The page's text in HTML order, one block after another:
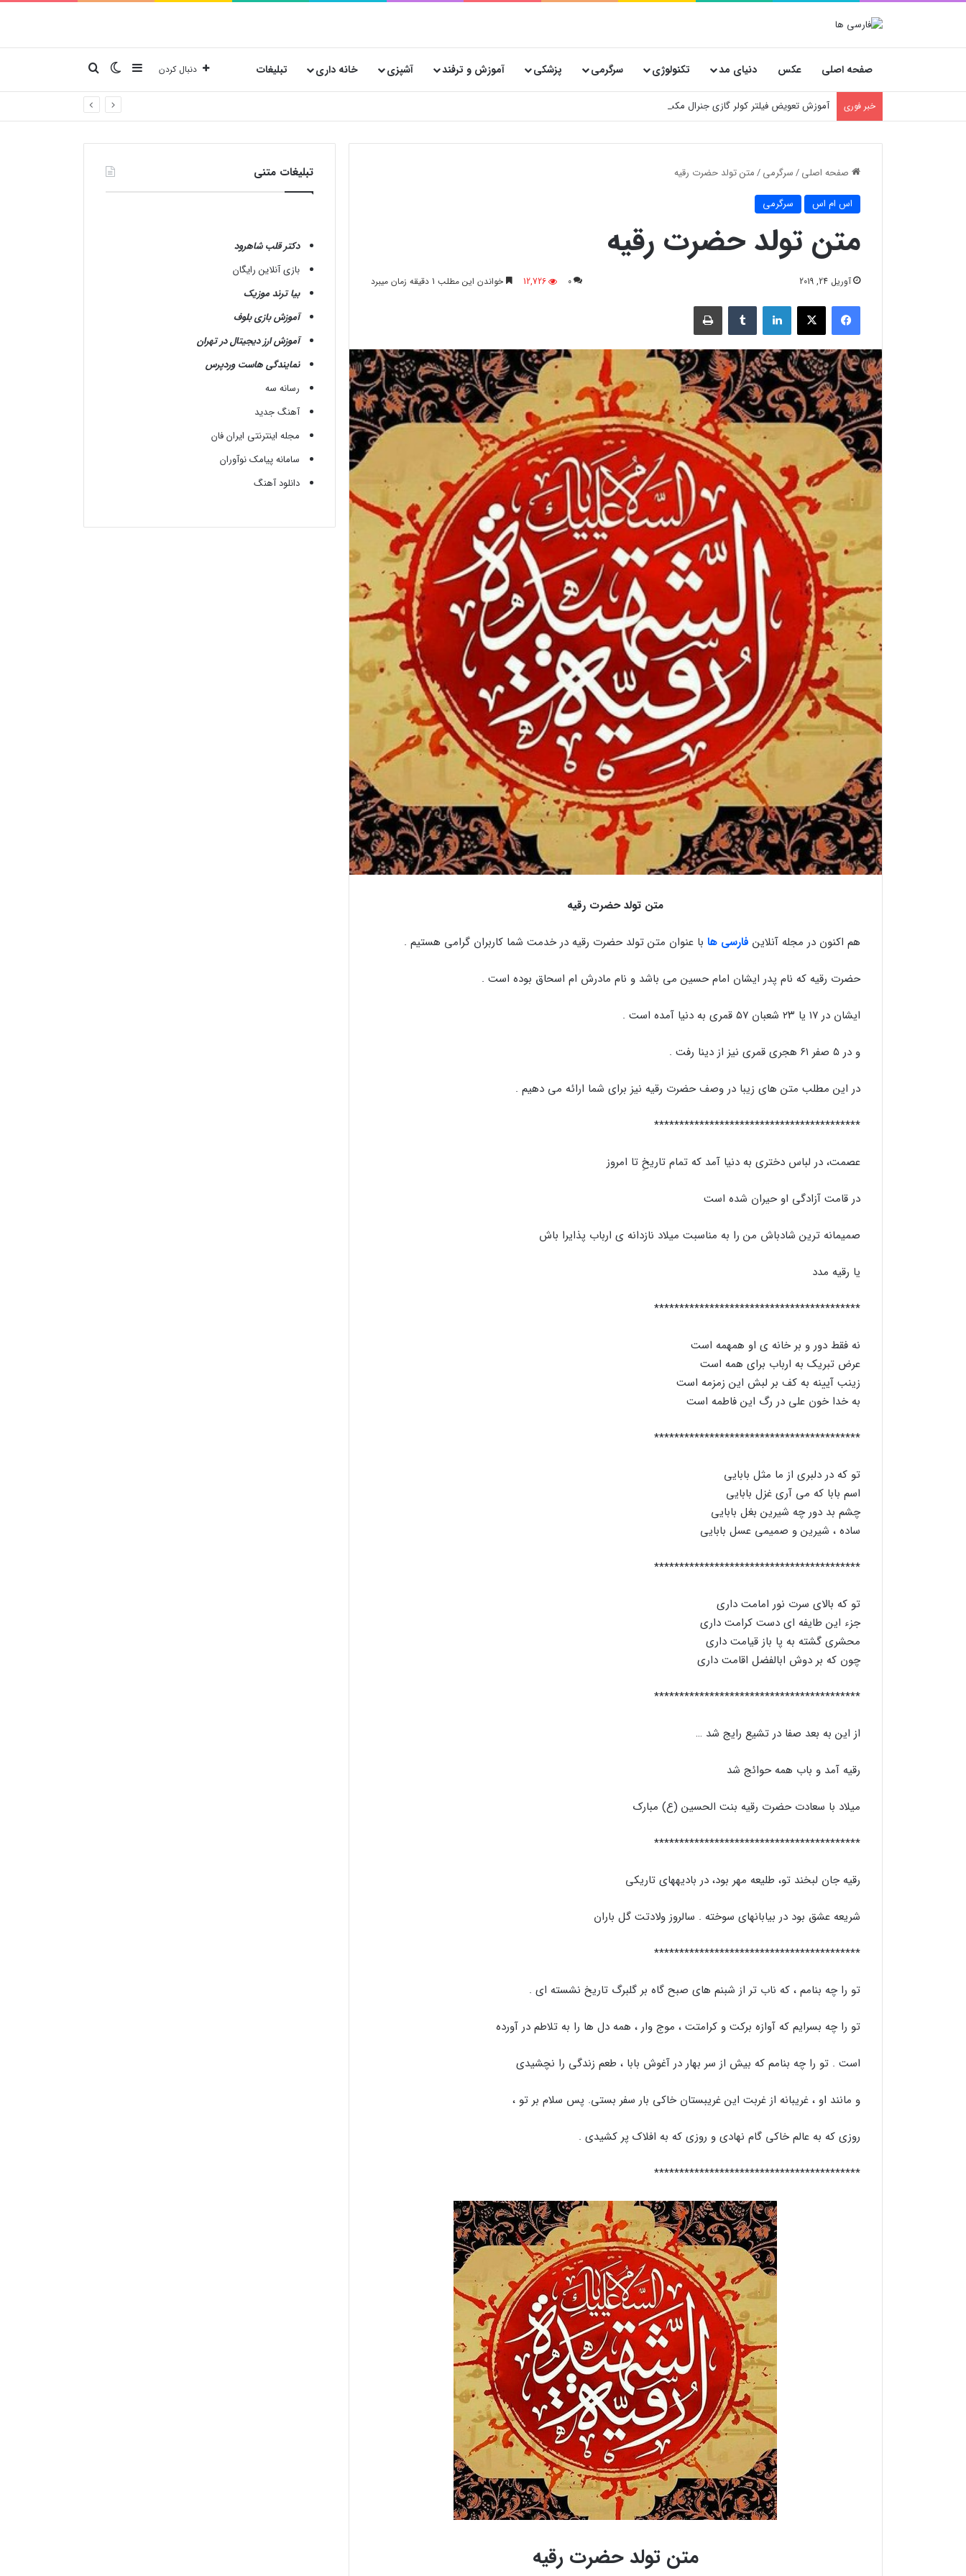
صفحه اصلی عکس دنیای مد تکنولوژی سرگرمی پزشکی آموزش و ترفند آشپزی خانه داری تبلیغات دنبال کردن نوارکناریتغییر پوسته
جستجو برای
خبر فوری آموزش تعویض فیلتر کولر گازی جنرال مکس
صفحه اصلی/ سرگرمی/ متن تولد حضرت رقیه
اس ام اس سرگرمی
متن تولد حضرت رقیه
آوریل 24, 2019 0
12,726 خواندن این مطلب 1 دقیقه زمان میبرد
فیسبوک X لینکدین ‫تامبلر چاپ
متن تولد حضرت رقیه
هم اکنون در مجله آنلاین فارسی هابا عنوان متن تولد حضرت رقیه در خدمت شما کاربران گرامی هستیم .
حضرت رقیه که نام پدر ایشان امام حسین می باشد و نام مادرش ام اسحاق بوده است .
ایشان در ۱۷ یا ۲۳ شعبان ۵۷ قمری به دنیا آمده است .
و در ۵ صفر ۶۱ هجری قمری نیز از دینا رفت .
در این مطلب متن های زیبا در وصف حضرت رقیه نیز برای شما ارائه می دهیم .
*****************************************
عصمت، در لباس دختری به دنیا آمد که تمام تاریخِ تا امروز
در قامت آزادگی او حیران شده است
صمیمانه ترین شادباش من را به مناسبت میلاد نازدانه ی ارباب پذایرا باش
یا رقیه مدد
*****************************************
نه فقط دور و بر خانه ی او همهمه است
عرض تبریک به ارباب برای همه است
زینب آیینه به کف بر لبش این زمزمه است
به خدا خون علی در رگ این فاطمه است
*****************************************
تو که در دلبری از ما مثل بابایی
اسم بابا که می آری غزل بابایی
چشم بد دور چه شیرین بغل بابایی
ساده ، شیرین و صمیمی عسل بابایی
*****************************************
تو که بالای سرت نور امامت داری
جزء این طایفه ای دست کرامت داری
محشری گشته به پا باز قیامت داری
چون که بر دوش ابالفضل اقامت داری
*****************************************
از این به بعد صفا در تشیع رایج شد …
رقیه آمد و باب همه حوائج شد
میلاد با سعادت حضرت رقیه بنت الحسین (ع) مبارک
*****************************************
رقیه جان لبخند تو، طلیعه مهر بود، در بادیه‏های تاریکی
شریعه عشق بود در بیابان‏های سوخته . سالروز ولادتت گل باران
*****************************************
تو را چه بنامم ، که ناب تر از شبنم های صبح گاه بر گلبرگ تاریخ نشسته ای .
تو را چه بسرایم که آوازه برکت و کرامتت ، موج وار ، همه دل ها را به تلاطم در آورده
است . تو را چه بنامم که بیش از سر بهار در آغوش بابا ، طعم زندگی را نچشیدی
و مانند او ، غریبانه از غربت این غریبستان خاکی بار سفر بستی. پس سلام بر تو ،
روزی که به عالم خاکی گام نهادی و روزی که به افلاک پر کشیدی .
*****************************************
متن تولد حضرت رقیه
تبلیغات متنی
دکتر قلب شاهرود
بازی آنلاین رایگان
بیا ترند موزیک
آموزش بازی بلوف
آموزش ارز دیجیتال در تهران
نمایندگی هاست وردپرس
رسانه سه
آهنگ جدید
مجله اینترنتی ایران فان
سامانه پیامک نوآوران
دانلود آهنگ